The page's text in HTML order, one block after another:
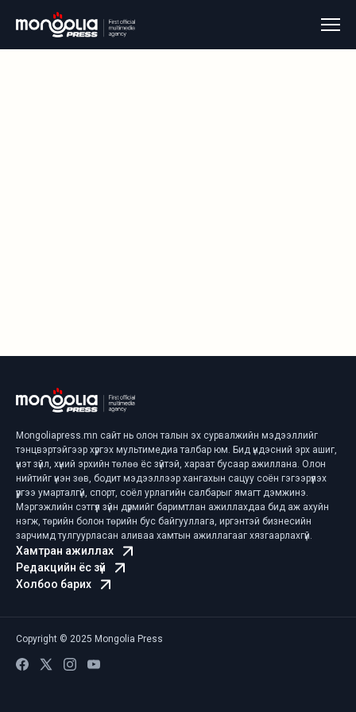
Mongoliapress.mn сайт нь олон талын эх сурвалжийн мэдээллийг
тэнцвэртэйгээр хүргэх мультимедиа талбар юм. Бид үндэсний эрх ашиг,
үнэт зүйл, хүний эрхийн төлөө ёс зүйтэй, хараат бусаар ажиллана. Олон
нийтийг үнэн зөв, бодит мэдээллээр хангахын сацуу соён гэгээрүүлэх
үүргээ умарталгүй, спорт, соёл урлагийн салбарыг ямагт дэмжинэ.
Мэргэжлийн сэтгүүл зүйн дүрмийг баримтлан ажиллахдаа бид аж ахуйн
нэгж, төрийн болон төрийн бус байгууллага, иргэнтэй бизнесийн
зарчимд тулгуурласан аливаа хамтын ажиллагааг хязгаарлахгүй.
Хамтран ажиллах
Редакцийн ёс зүй
Холбоо барих
Copyright © 2025 Mongolia Press